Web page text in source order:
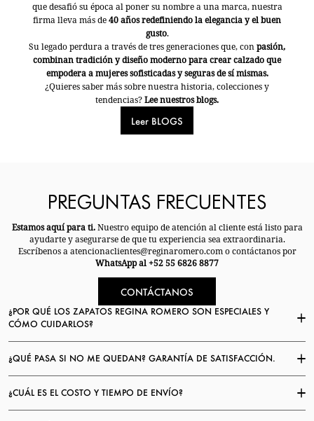
que desafió su época al poner su nombre a una marca, nuestra
firma lleva más de40 años redefiniendo la elegancia y el buen
gusto.
Su legado perdura a través de tres generaciones que, conpasión,
combinan tradición y diseño moderno para crear calzado que
empodera a mujeres sofisticadas y seguras de sí mismas.
¿Quieres saber más sobre nuestra historia, colecciones y
tendencias?Lee nuestros blogs.
Leer BLOGS
PREGUNTAS FRECUENTES
Estamos aquí para ti.Nuestro equipo de atención al cliente está listo para
ayudarte y asegurarse de que tu experiencia sea extraordinaria.
Escríbenos a atencionaclientes@reginaromero.com o contáctanos por
WhatsApp al +52 55 6826 8877
CONTÁCTANOS
¿POR QUÉ LOS ZAPATOS REGINA ROMERO SON ESPECIALES Y
CÓMO CUIDARLOS?
¿QUÉ PASA SI NO ME QUEDAN? GARANTÍA DE SATISFACCIÓN.
¿CUÁL ES EL COSTO Y TIEMPO DE ENVÍO?